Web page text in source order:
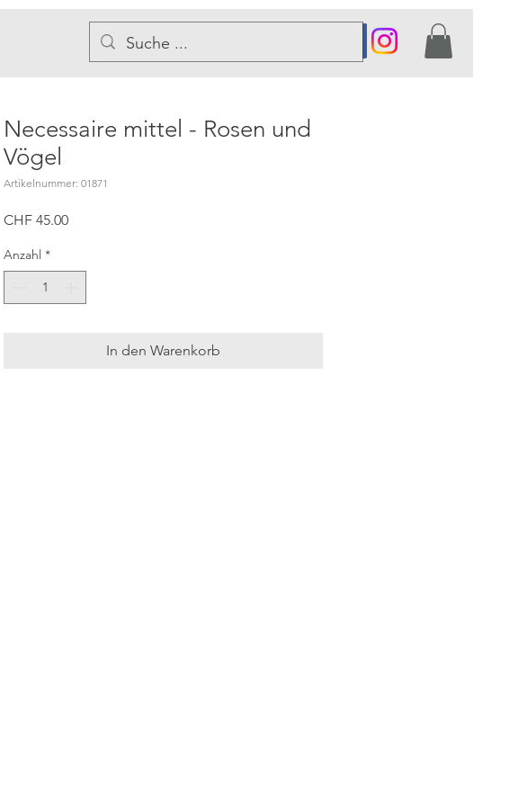
Newsletter
Necessaire mittel - Rosen und
Vögel
Artikelnummer: 01871
CHF 45.00Preis
Anzahl *
In den Warenkorb